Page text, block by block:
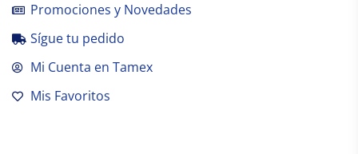
Promociones y Novedades
Sígue tu pedido
Mi Cuenta en Tamex
Mis Favoritos